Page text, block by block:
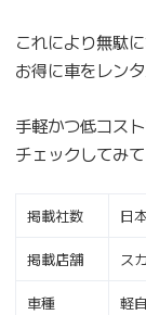
これにより無駄
お得に車をレンタ
手軽かつ低コス
チェックしてみて
掲載社数 日
掲載店舗 ス
車種 軽